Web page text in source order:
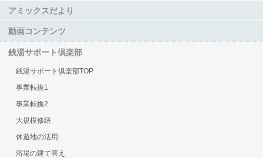
アミックスだより
動画コンテンツ
銭湯サポート倶楽部
銭湯サポート倶楽部TOP
事業転換1
事業転換2
大規模修繕
休遊地の活用
浴場の建て替え